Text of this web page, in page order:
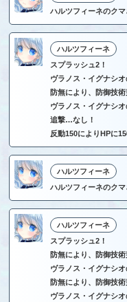
ハルツフィーネのクマ
ハルツフィーネ
スプラッシュ2！
ヴラノス・イグナシ
防無により、防御技
ヴラノス・イグナシ
追撃…なし！
反動150によりHPに
ハルツフィーネ
ハルツフィーネのクマ
ハルツフィーネ
スプラッシュ2！
防無により、防御技
ヴラノス・イグナシ
防無により、防御技
ヴラノス・イグナシ